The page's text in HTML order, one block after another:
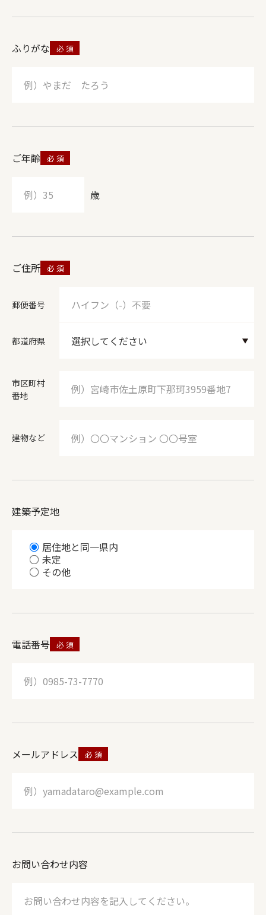
ふりがな
ご年齢
歳
ご住所
郵便番号
都道府県
市区町村
番地
建物など
建築予定地
居住地と同一県内
未定
その他
電話番号
メールアドレス
お問い合わせ内容